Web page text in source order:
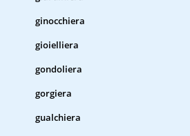
ginocchiera
gioielliera
gondoliera
gorgiera
gualchiera